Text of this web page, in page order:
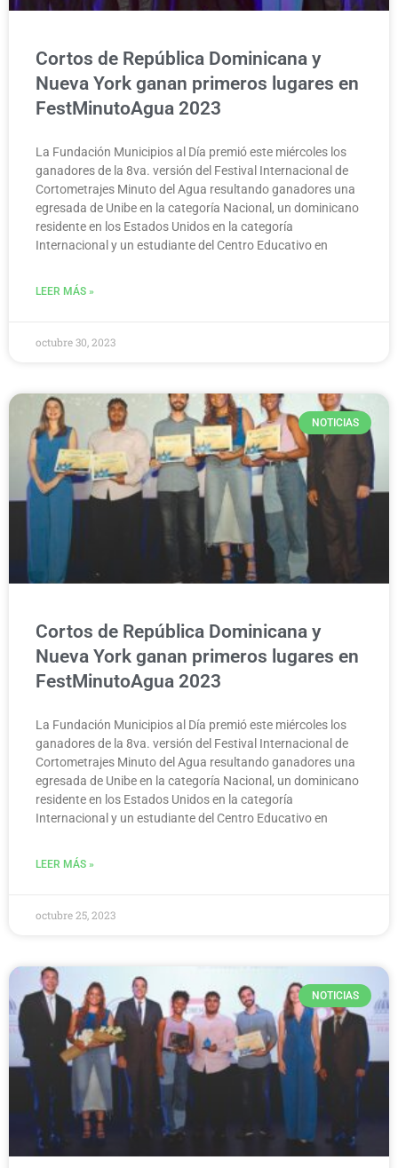
Cortos de República Dominicana y
Nueva York ganan primeros lugares en
FestMinutoAgua 2023
La Fundación Municipios al Día premió este miércoles los
ganadores de la 8va. versión del Festival Internacional de
Cortometrajes Minuto del Agua resultando ganadores una
egresada de Unibe en la categoría Nacional, un dominicano
residente en los Estados Unidos en la categoría
Internacional y un estudiante del Centro Educativo en
LEER MÁS »
octubre 30, 2023
NOTICIAS
Cortos de República Dominicana y
Nueva York ganan primeros lugares en
FestMinutoAgua 2023
La Fundación Municipios al Día premió este miércoles los
ganadores de la 8va. versión del Festival Internacional de
Cortometrajes Minuto del Agua resultando ganadores una
egresada de Unibe en la categoría Nacional, un dominicano
residente en los Estados Unidos en la categoría
Internacional y un estudiante del Centro Educativo en
LEER MÁS »
octubre 25, 2023
NOTICIAS